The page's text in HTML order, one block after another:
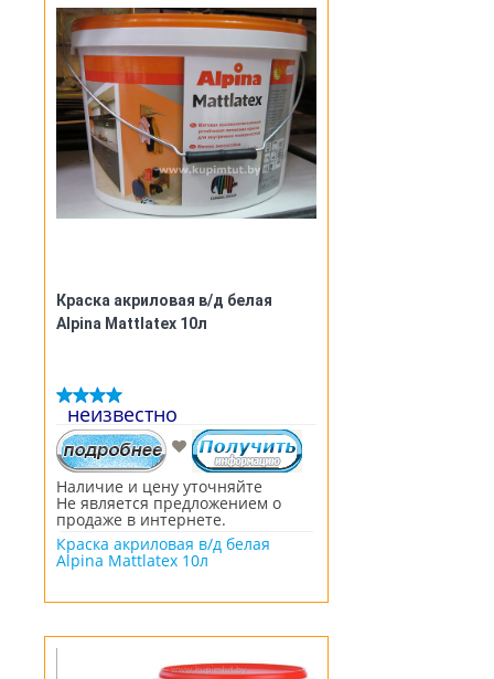
наружное, так и внутри
помещений.
Краска акриловая в/д белая
Alpina Mattlatex 10л
неизвестно
Наличие и цену уточняйте
Не является предложением о
продаже в интернете.
Краска акриловая в/д белая
Alpina Mattlatex 10л